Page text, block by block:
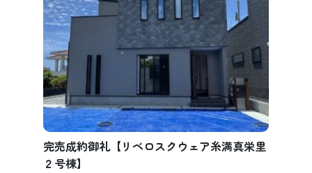
完売成約御礼【リベロスクウェア糸満真栄里
２号棟】